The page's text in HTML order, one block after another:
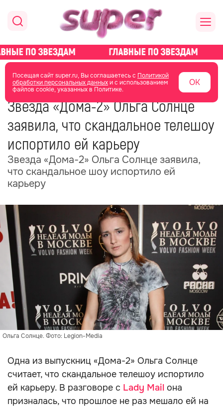
Посещая сайт super.ru, Вы соглашаетесь с Политикой
обработки персональных данныхи с использованием
файлов cookie, указанных в Политике.
ОК
главная новости о звездах новости
17 ноября 2025 10:27
Звезда «Дома-2» Ольга Солнце
заявила, что скандальное телешоу
испортило ей карьеру
Звезда «Дома-2» Ольга Солнце заявила,
что скандальное шоу испортило ей
карьеру
Ольга Солнце. Фото: Legion-Media
Одна из выпускниц «Дома-2» Ольга Солнце
считает, что скандальное телешоу испортило
ей карьеру. В разговоре с Lady Mail она
призналась, что прошлое не раз мешало ей на